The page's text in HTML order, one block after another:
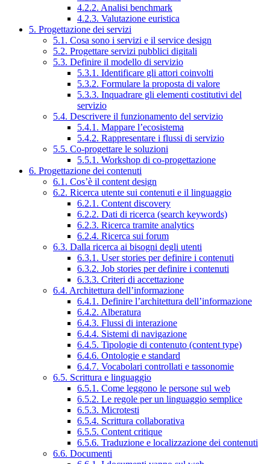
4.2.2. Analisi benchmark
4.2.3. Valutazione euristica
5. Progettazione dei servizi
5.1. Cosa sono i servizi e il service design
5.2. Progettare servizi pubblici digitali
5.3. Definire il modello di servizio
5.3.1. Identificare gli attori coinvolti
5.3.2. Formulare la proposta di valore
5.3.3. Inquadrare gli elementi costitutivi del
servizio
5.4. Descrivere il funzionamento del servizio
5.4.1. Mappare l’ecosistema
5.4.2. Rappresentare i flussi di servizio
5.5. Co-progettare le soluzioni
5.5.1. Workshop di co-progettazione
6. Progettazione dei contenuti
6.1. Cos’è il content design
6.2. Ricerca utente sui contenuti e il linguaggio
6.2.1. Content discovery
6.2.2. Dati di ricerca (search keywords)
6.2.3. Ricerca tramite analytics
6.2.4. Ricerca sui forum
6.3. Dalla ricerca ai bisogni degli utenti
6.3.1. User stories per definire i contenuti
6.3.2. Job stories per definire i contenuti
6.3.3. Criteri di accettazione
6.4. Architettura dell’informazione
6.4.1. Definire l’architettura dell’informazione
6.4.2. Alberatura
6.4.3. Flussi di interazione
6.4.4. Sistemi di navigazione
6.4.5. Tipologie di contenuto (content type)
6.4.6. Ontologie e standard
6.4.7. Vocabolari controllati e tassonomie
6.5. Scrittura e linguaggio
6.5.1. Come leggono le persone sul web
6.5.2. Le regole per un linguaggio semplice
6.5.3. Microtesti
6.5.4. Scrittura collaborativa
6.5.5. Content critique
6.5.6. Traduzione e localizzazione dei contenuti
6.6. Documenti